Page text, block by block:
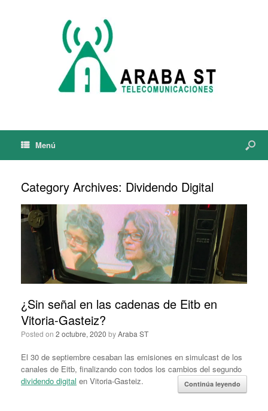
Menú
Category Archives: Dividendo Digital
¿Sin señal en las cadenas de Eitb en
Vitoria-Gasteiz?
Posted on 2 octubre, 2020 byAraba ST
El 30 de septiembre cesaban las emisiones en simulcast de los
canales de Eitb, finalizando con todos los cambios del segundo
dividendo digital en Vitoria-Gasteiz. Continúa leyendo